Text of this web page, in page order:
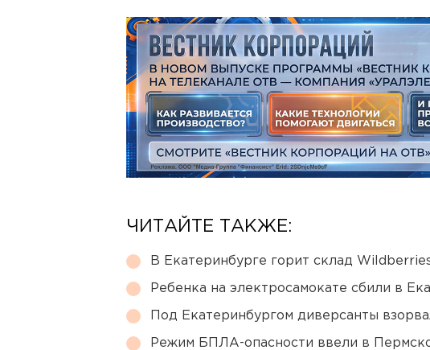
ЧИТАЙТЕ ТАКЖЕ:
В Екатеринбурге горит склад
Ребенка на электросамокате сбили в
Под Екатеринбургом диверсанты
Режим БПЛА-опасности ввели в